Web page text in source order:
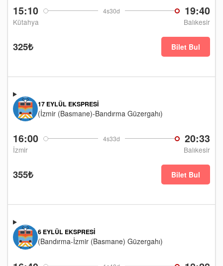
15:10 4s30d 19:40
Kütahya Balıkesir
325₺ Bilet Bul
16:00 4s33d 20:33
İzmir Balıkesir
17 EYLÜL EKSPRESI
(İzmir (Basmane)-Bandırma Güzergahı)
355₺ Bilet Bul
6 EYLÜL EKSPRESI
(Bandırma-İzmir (Basmane) Güzergahı)